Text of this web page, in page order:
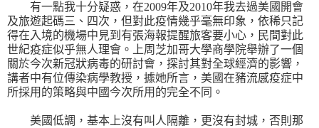
有一點我十分疑惑，在2009年及2010年我去過美國開會
及旅遊起碼三、四次，但對此疫情幾乎毫無印象，依稀只記
得在入境的機場中見到有張海報提醒旅客要小心，民間對此
世紀疫症似乎無人理會。上周芝加哥大學商學院舉辦了一個
關於今次新冠狀病毒的研討會，探討其對全球經濟的影響，
講者中有位傳染病學教授，據她所言，美國在豬流感疫症中
所採用的策略與中國今次所用的完全不同。
美國低調，基本上沒有叫人隔離，更沒有封城，否則那